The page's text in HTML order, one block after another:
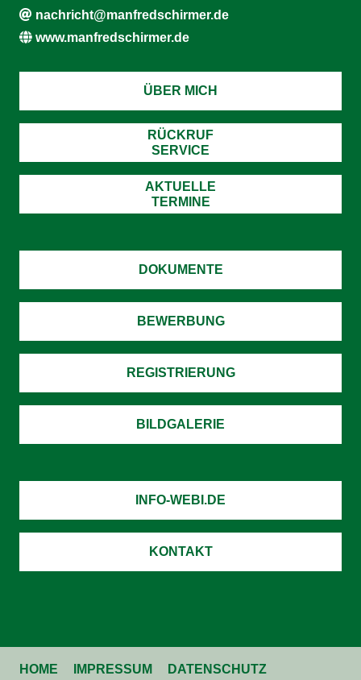
nachricht@manfredschirmer.de
www.manfredschirmer.de
ÜBER MICH
RÜCKRUF
SERVICE
AKTUELLE
TERMINE
DOKUMENTE
BEWERBUNG
REGISTRIERUNG
BILDGALERIE
INFO-WEBI.DE
KONTAKT
HOME IMPRESSUM DATENSCHUTZ